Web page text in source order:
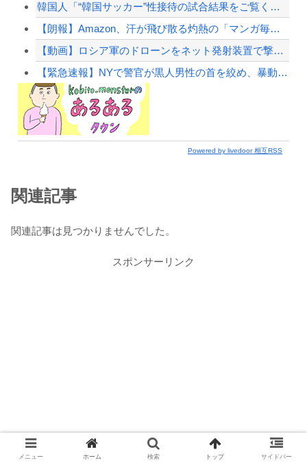
韓国人「“韓国サッカー”性接待の試合結果をご覧ください」→「マッサージ効果は間違いな...
【朗報】Amazon、汗が飛び散る灼熱の「マンガ毎週末セール（50%還元）」を開催ｗ...
【動画】ロシア軍のドローンをネット発射装置で撃墜するウクライナ。
【緊急速報】NYで警官が黒人男性の首を絞め、暴動第二波不可避へ
Powered by livedoor 相互RSS
関連記事
関連記事は見つかりませんでした。
スポンサーリンク
メニュー ホーム 検索 トップ サイドバー